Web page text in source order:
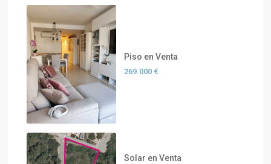
Piso en Venta
269.000 €
Solar en Venta